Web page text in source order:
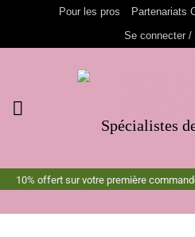
contenu
Pour les pros Partenariats
Se connecter /
Spécialistes
10% offert sur votre première